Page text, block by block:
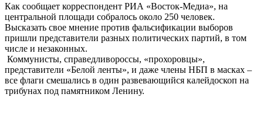
Как сообщает корреспондент РИА «Восток-Медиа», на
центральной площади собралось около 250 человек.
Высказать свое мнение против фальсификации выборов
пришли представители разных политических партий, в том
числе и незаконных.
Коммунисты, справедливороссы, «прохоровцы»,
представители «Белой ленты», и даже члены НБП в масках –
все флаги смешались в один развевающийся калейдоскоп на
трибунах под памятником Ленину.